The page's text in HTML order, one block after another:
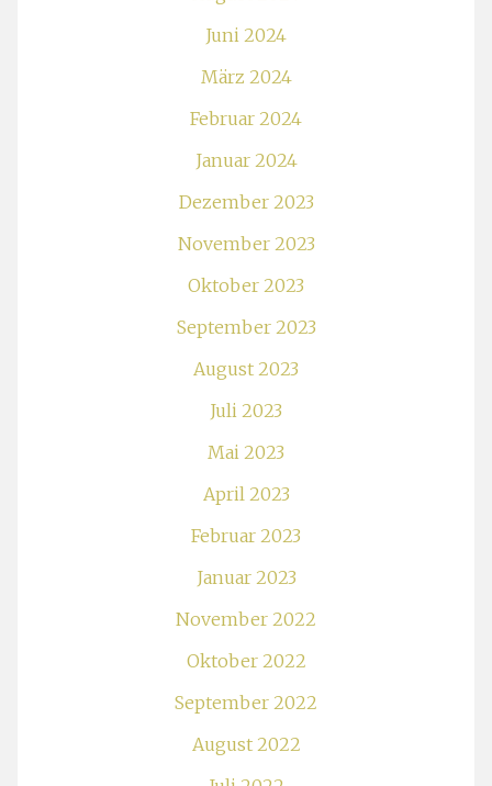
Juni 2024
März 2024
Februar 2024
Januar 2024
Dezember 2023
November 2023
Oktober 2023
September 2023
August 2023
Juli 2023
Mai 2023
April 2023
Februar 2023
Januar 2023
November 2022
Oktober 2022
September 2022
August 2022